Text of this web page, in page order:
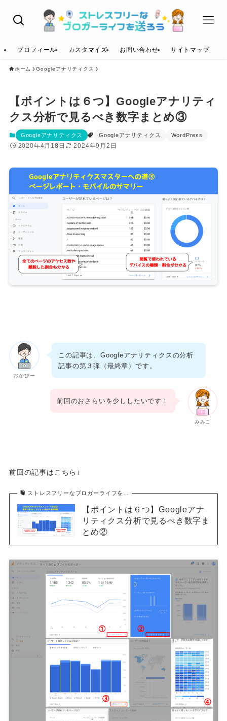
プロフィール カスタマイズ お問い合わせ サイトマップ
ホーム Googleアナリティクス
【ポイントは６つ】Googleアナリティ
クス分析で見るべき数字まとめ③
Googleアナリティクス Googleアナリティクス WordPress
2020年4月18日 2024年9月2日
おかぴー
この記事は、Googleアナリティクスの分析
記事の第３弾（最終章）です。
みみこ
前回のおさらいを少ししたいです！
前回の記事はこちら↓
ストレスフリーなブロガーライフを…
【ポイントは６つ】Googleアナ
リティクス分析で見るべき数字ま
とめ②